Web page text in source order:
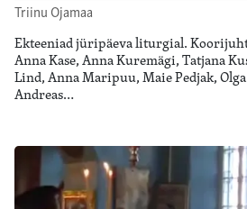
Triinu Ojamaa
Ekteeniad jüripäeva liturgial.
Anna Kase, Anna Kuremägi, Tatjana
Lind, Anna Maripuu, Maie Pedjak,
Andreas…